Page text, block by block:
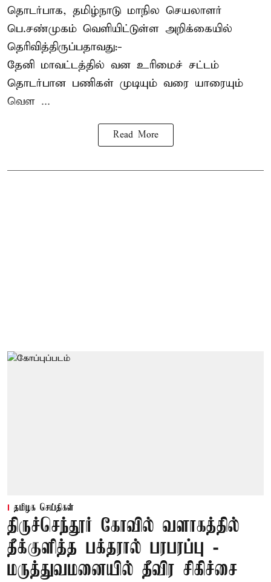
தொடர்பாக, தமிழ்நாடு மாநில செயலாளர்
பெ.சண்முகம் வெளியிட்டுள்ள அறிக்கையில்
தெரிவித்திருப்பதாவது:-
தேனி மாவட்டத்தில் வன உரிமைச் சட்டம்
தொடர்பான பணிகள் முடியும் வரை யாரையும்
வெள ...
Read More
தமிழக செய்திகள்
திருச்செந்தூர் கோவில் வளாகத்தில்
தீக்குளித்த பக்தரால் பரபரப்பு -
மருத்துவமனையில் தீவிர சிகிச்சை